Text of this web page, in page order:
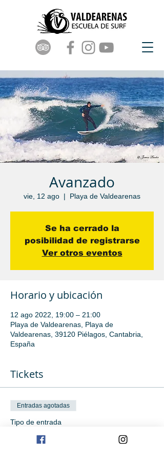
Avanzado
vie, 12 ago
  |
Playa de Valdearenas
Se ha cerrado la
posibilidad de registrarse
Ver otros eventos
Horario y ubicación
12 ago 2022, 19:00 – 21:00
Playa de Valdearenas, Playa de
Valdearenas, 39120 Piélagos, Cantabria,
España
Tickets
Entradas agotadas
Tipo de entrada
Avanzado